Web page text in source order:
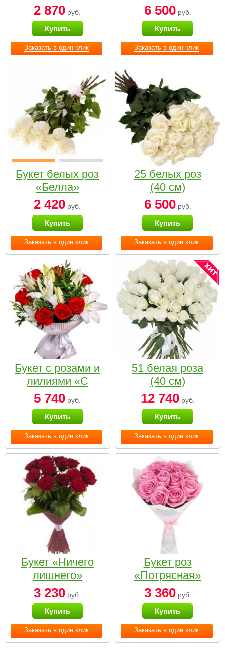
Заказать в один клик
2 870 руб.
Купить
Заказать в один клик
6 500руб.
Купить
Заказать в один клик
Букет белых роз
«Белла»
2 420 руб.
Купить
Заказать в один клик
25 белых роз
(40 см)
6 500руб.
Купить
Заказать в один клик
Букет с розами и
лилиями «С
наилучшими
пожеланиями»
5 740 руб.
Купить
Заказать в один клик
51 белая роза
(40 см)
12 740руб.
Купить
Заказать в один клик
Букет «Ничего
лишнего»
3 230 руб.
Купить
Заказать в один клик
Букет роз
«Потрясная»
3 360руб.
Купить